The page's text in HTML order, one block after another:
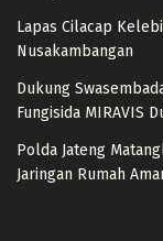
Lapas Cilacap
Nusakambangan
Dukung
Fungisida MIRAVIS
Polda Jateng
Jaringan Rumah